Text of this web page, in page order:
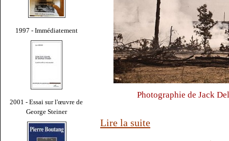
1997 - Immédiatement
2001 - Essai sur l'œuvre de
George Steiner
Photographie de Jack
Lire la suite